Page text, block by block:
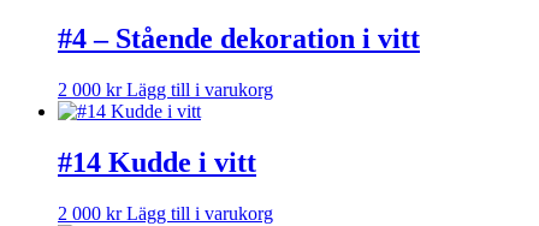
#4 – Stående dekoration i vitt
2 000 kr Lägg till i varukorg
#14 Kudde i vitt
2 000 kr Lägg till i varukorg